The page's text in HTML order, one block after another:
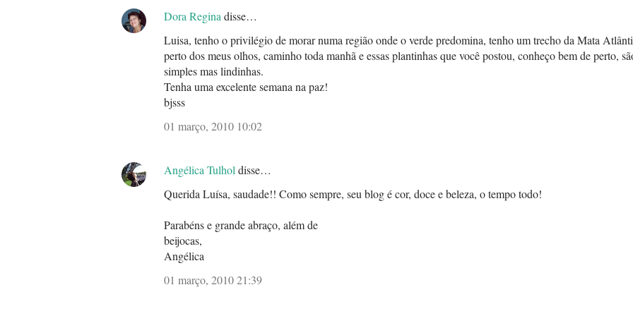
Dora Reginadisse…
Luisa, tenho o privilégio de morar numa região onde o verde predomina, tenho um trecho da Mata
perto dos meus olhos, caminho toda manhã e essas plantinhas que você postou, conheço bem de perto,
simples mas lindinhas.
Tenha uma excelente semana na paz!
bjsss
01 março, 2010 10:02
Angélica Tulholdisse…
Querida Luísa, saudade!! Como sempre, seu blog é cor, doce e beleza, o tempo todo!
Parabéns e grande abraço, além de
beijocas,
Angélica
01 março, 2010 21:39